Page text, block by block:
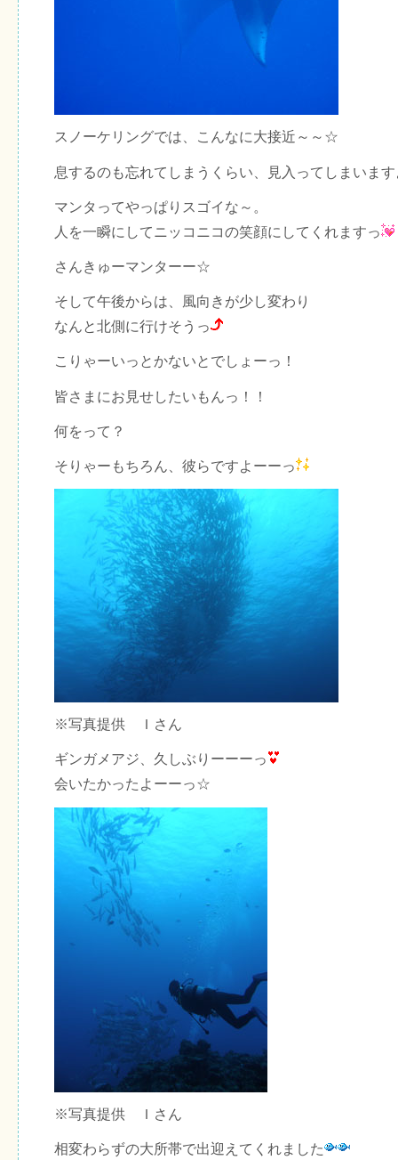
スノーケリングでは、こんなに大接近～～☆
息するのも忘れてしまうくらい、見入ってしまいま
マンタってやっぱりスゴイな～。
人を一瞬にしてニッコニコの笑顔にしてくれますっ
さんきゅーマンターー☆
そして午後からは、風向きが少し変わり
なんと北側に行けそうっ
こりゃーいっとかないとでしょーっ！
皆さまにお見せしたいもんっ！！
何をって？
そりゃーもちろん、彼らですよーーっ
※写真提供 Ｉさん
ギンガメアジ、久しぶりーーーっ
会いたかったよーーっ☆
※写真提供 Ｉさん
相変わらずの大所帯で出迎えてくれました